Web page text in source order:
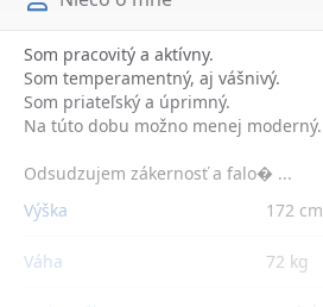
Som pracovitý a aktívny.
Som temperamentný, aj vášnivý.
Som priateľský a úprimný.
Na túto dobu možno menej moderný.
Odsudzujem zákernosť a falo� ...
Výška
172 cm
Váha 72 kg